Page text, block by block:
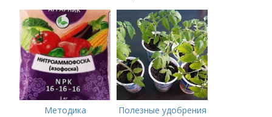
Методика
Полезные удобрения